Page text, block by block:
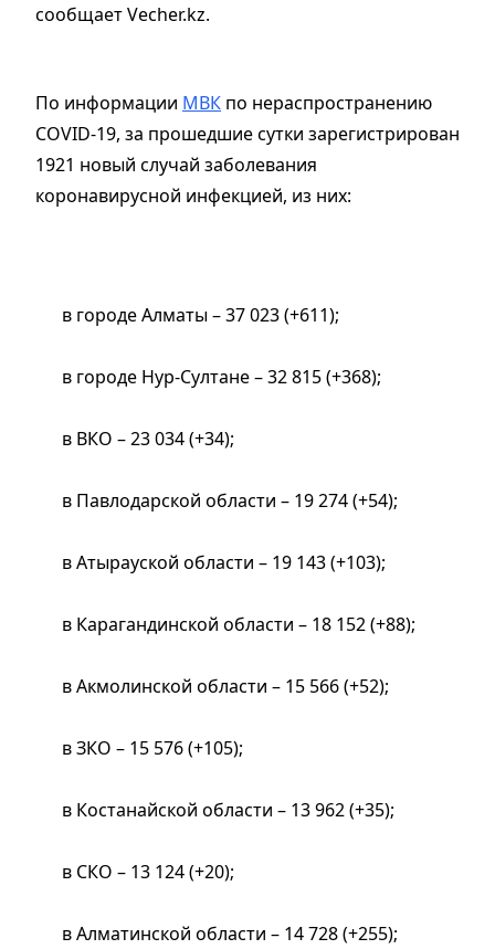
сообщает Vecher.kz.
По информации МВК по нераспространению
COVID-19, за прошедшие сутки зарегистрирован
1921 новый случай заболевания
коронавирусной инфекцией, из них:
в городе Алматы – 37 023 (+611);
в городе Нур-Султане – 32 815 (+368);
в ВКО – 23 034 (+34);
в Павлодарской области – 19 274 (+54);
в Атырауской области – 19 143 (+103);
в Карагандинской области – 18 152 (+88);
в Акмолинской области – 15 566 (+52);
в ЗКО – 15 576 (+105);
в Костанайской области – 13 962 (+35);
в СКО – 13 124 (+20);
в Алматинской области – 14 728 (+255);